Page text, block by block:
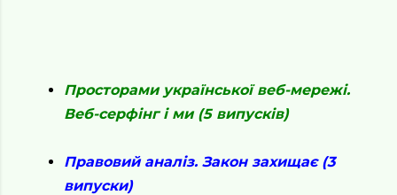
Просторами української веб-мережі.
Веб-серфінг і ми (5 випусків)
Правовий аналіз. Закон захищає (3
випуски)